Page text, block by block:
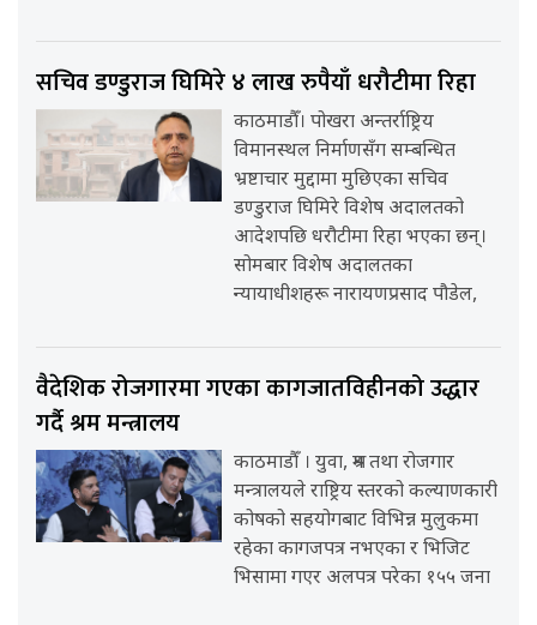
सचिव डण्डुराज घिमिरे ४ लाख रुपैयाँ धरौटीमा रिहा
काठमाडौँ। पोखरा अन्तर्राष्ट्रिय
विमानस्थल निर्माणसँग सम्बन्धित
भ्रष्टाचार मुद्दामा मुछिएका सचिव
डण्डुराज घिमिरे विशेष अदालतको
आदेशपछि धरौटीमा रिहा भएका छन्।
सोमबार विशेष अदालतका
न्यायाधीशहरू नारायणप्रसाद पौडेल,
वैदेशिक रोजगारमा गएका कागजातविहीनको उद्धार
गर्दै श्रम मन्त्रालय
काठमाडौँ । युवा, श्रम तथा रोजगार
मन्त्रालयले राष्ट्रिय स्तरको कल्याणकारी
कोषको सहयोगबाट विभिन्न मुलुकमा
रहेका कागजपत्र नभएका र भिजिट
भिसामा गएर अलपत्र परेका १५५ जना